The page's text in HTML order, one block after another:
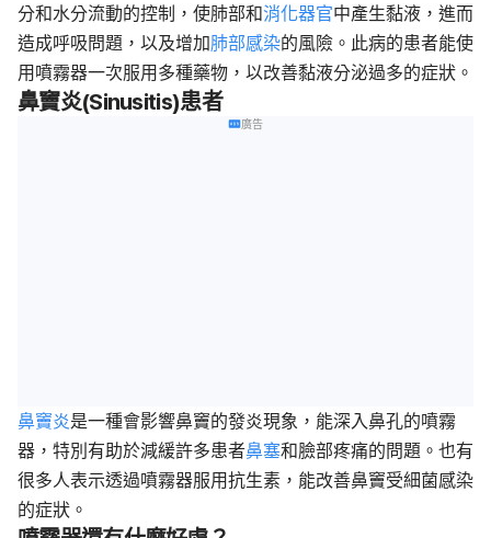
分和水分流動的控制，使肺部和消化器官中產生黏液，進而
造成呼吸問題，以及增加肺部感染的風險。此病的患者能使
用噴霧器一次服用多種藥物，以改善黏液分泌過多的症狀。
鼻竇炎(Sinusitis)患者
廣告
鼻竇炎是一種會影響鼻竇的發炎現象，能深入鼻孔的噴霧
器，特別有助於減緩許多患者鼻塞和臉部疼痛的問題。也有
很多人表示透過噴霧器服用抗生素，能改善鼻竇受細菌感染
的症狀。